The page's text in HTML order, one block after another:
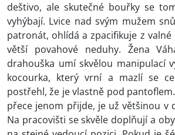
deštivo, ale skutečné bouřky se
vyhýbají. Lvice nad svým mužem
patronát, ohlídá a zpacifikuje z valné
větší povahové neduhy. Žena
drahouška umí skvělou manipulací
kocourka, který vrní a mazlí se
postřehl, že je vlastně pod
přece jenom přijde, je už většinou v
Na pracovišti se skvěle doplňují a